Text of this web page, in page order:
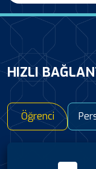
HIZLI
Öğrenci